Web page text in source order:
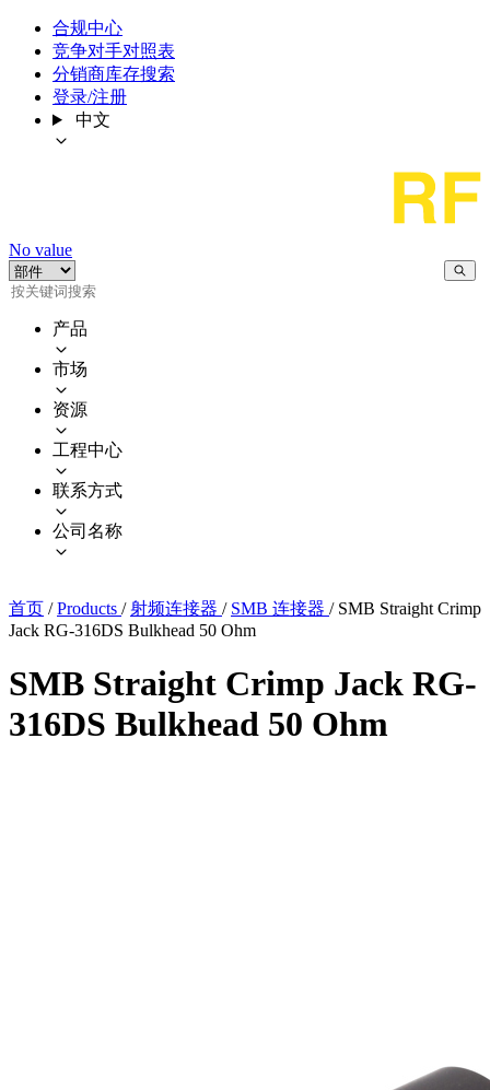
合规中心
竞争对手对照表
分销商库存搜索
登录/注册
中文
No value
产品
市场
资源
工程中心
联系方式
公司名称
首页 / Products / 射频连接器 / SMB 连接器 / SMB Straight Crimp
Jack RG-316DS Bulkhead 50 Ohm
SMB Straight Crimp Jack RG-
316DS Bulkhead 50 Ohm